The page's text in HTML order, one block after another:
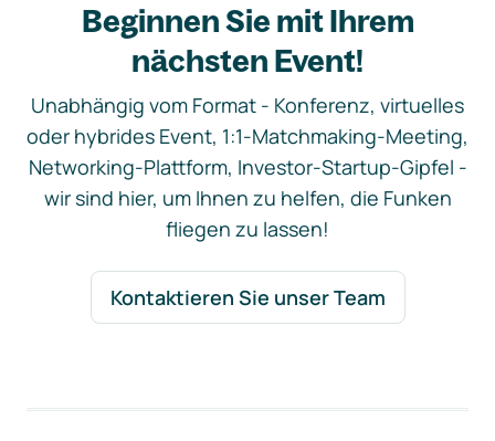
Beginnen Sie mit Ihrem
nächsten Event!
Unabhängig vom Format - Konferenz, virtuelles
oder hybrides Event, 1:1-Matchmaking-Meeting,
Networking-Plattform, Investor-Startup-Gipfel -
wir sind hier, um Ihnen zu helfen, die Funken
fliegen zu lassen!
Kontaktieren Sie unser Team